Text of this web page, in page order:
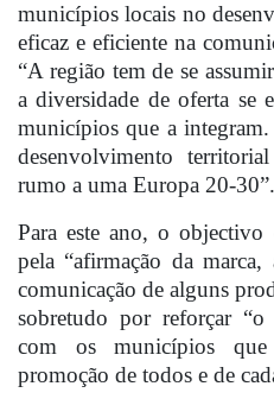
municípios locais no
eficaz e eficiente na
“A região tem de se
a diversidade de oferta se
municípios que a
desenvolvimento
rumo a uma Europa 20-30”.
Para este ano, o
pela “afirmação da marca,
comunicação de alguns
sobretudo por reforçar
com os municípios
promoção de todos e de